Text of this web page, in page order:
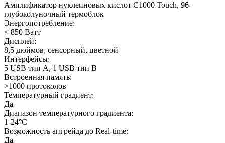
Амплификатор нуклеиновых кислот C1000 Touch, 96-
глубоколуночный термоблок
Энергопотребление:
< 850 Ватт
Дисплей:
8,5 дюймов, сенсорный, цветной
Интерфейсы:
5 USB тип A, 1 USB тип B
Встроенная память:
>1000 протоколов
Температурный градиент:
Да
Диапазон температурного градиента:
1-24°С
Возможность апгрейда до Real-time:
Да